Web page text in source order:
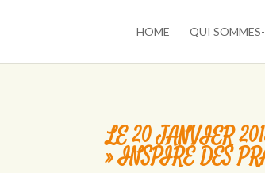
HOME QUI
LE 20 JANVIER
» INSPIRÉ DES